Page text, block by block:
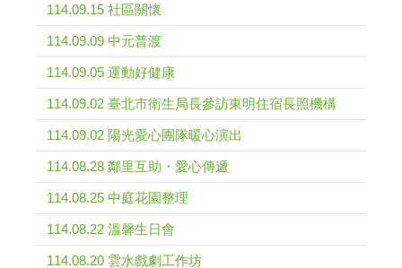
114.09.15 社區關懷
114.09.09 中元普渡
114.09.05 運動好健康
114.09.02 臺北市衛生局長參訪東明住宿長照機構
114.09.02 陽光愛心團隊暖心演出
114.08.28 鄰里互助・愛心傳遞
114.08.25 中庭花園整理
114.08.22 溫馨生日會
114.08.20 雲水戲劇工作坊